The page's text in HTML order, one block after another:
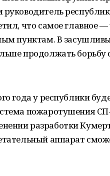
руководитель
что самое главное
пунктам. В
продолжать борьбу
года у республики
пожаротушения
разработки
аппарат